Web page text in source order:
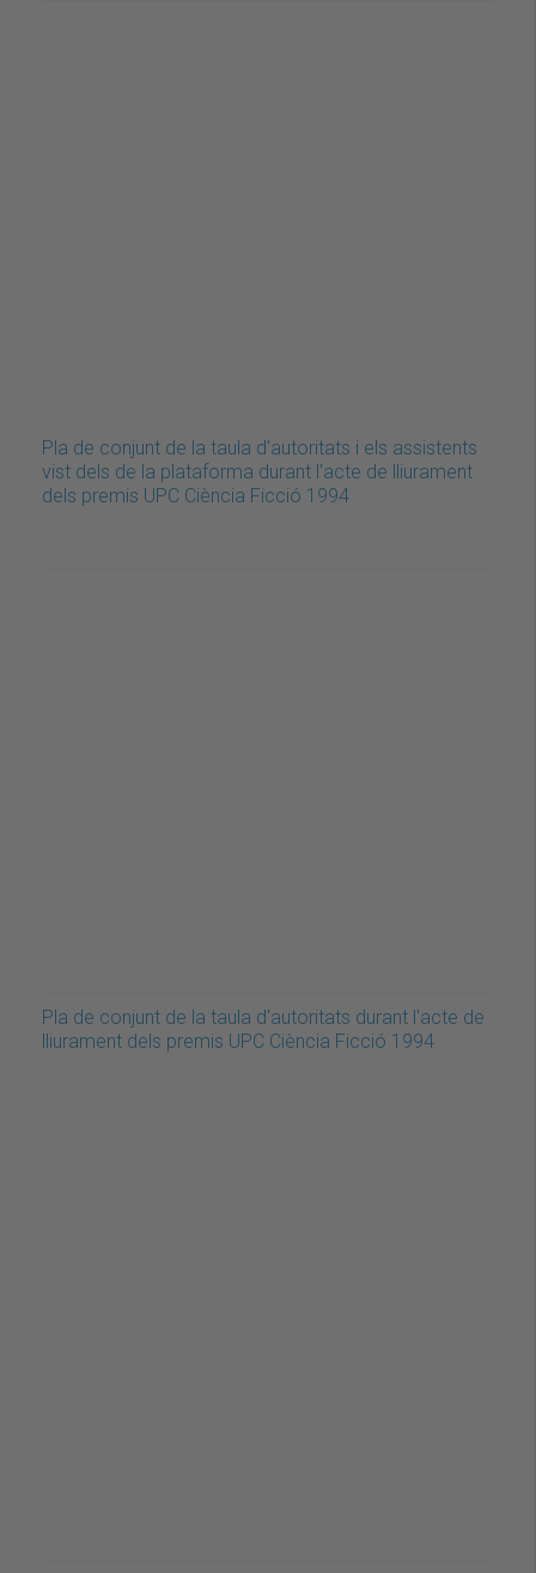
Pla de conjunt de la taula d'autoritats i els assistents
vist dels de la plataforma durant l'acte de lliurament
dels premis UPC Ciència Ficció 1994
Pla de conjunt de la taula d'autoritats durant l'acte de
lliurament dels premis UPC Ciència Ficció 1994